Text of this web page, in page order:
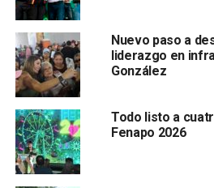
Gallardo Cardona destacó que la
siendo una de las más seguras del
Nuevo paso a
liderazgo en
González
Todo listo a
Fenapo 2026